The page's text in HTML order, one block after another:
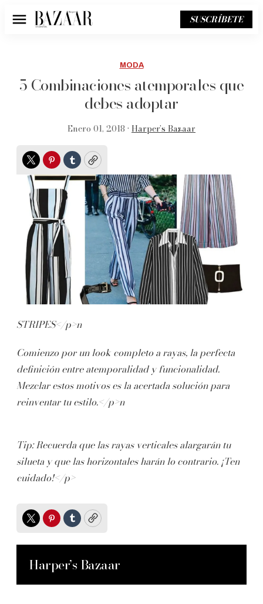
Menú SUSCRÍBETE
MODA
5 Combinaciones atemporales que
debes adoptar
Enero 01, 2018 • Harper’s Bazaar
TwitterPinterest
TumblrCopy
STRIPES</p>n
Comienzo por un look completo a rayas, la perfecta
definición entre atemporalidad y funcionalidad.
Mezclar estos motivos es la acertada solución para
reinventar tu estilo.</p>n
Tip: Recuerda que las rayas verticales alargarán tu
silueta y que las horizontales harán lo contrario. ¡Ten
cuidado!</p>
TwitterPinterest
TumblrCopy
Harper’s Bazaar